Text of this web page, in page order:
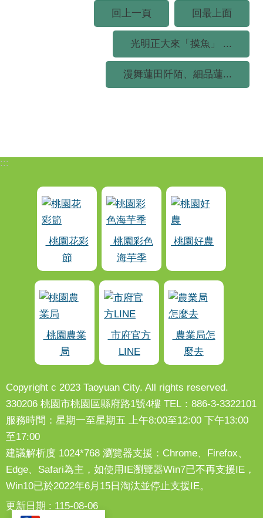
回上一頁 回最上面
光明正大來「摸魚」 ...
漫舞蓮田阡陌、細品蓮...
:::
桃園花彩
節
桃園彩色
海芋季
桃園好農
桃園農業
局
市府官方
LINE
農業局怎
麼去
Copyright c 2023 Taoyuan City. All rights reserved.
330206 桃園市桃園區縣府路1號4樓 TEL：886-3-3322101
服務時間：星期一至星期五 上午8:00至12:00 下午13:00
至17:00
建議解析度 1024*768 瀏覽器支援：Chrome、Firefox、
Edge、Safari為主，如使用IE瀏覽器Win7已不再支援IE，
Win10已於2022年6月15日淘汰並停止支援IE。
更新日期
115-08-06